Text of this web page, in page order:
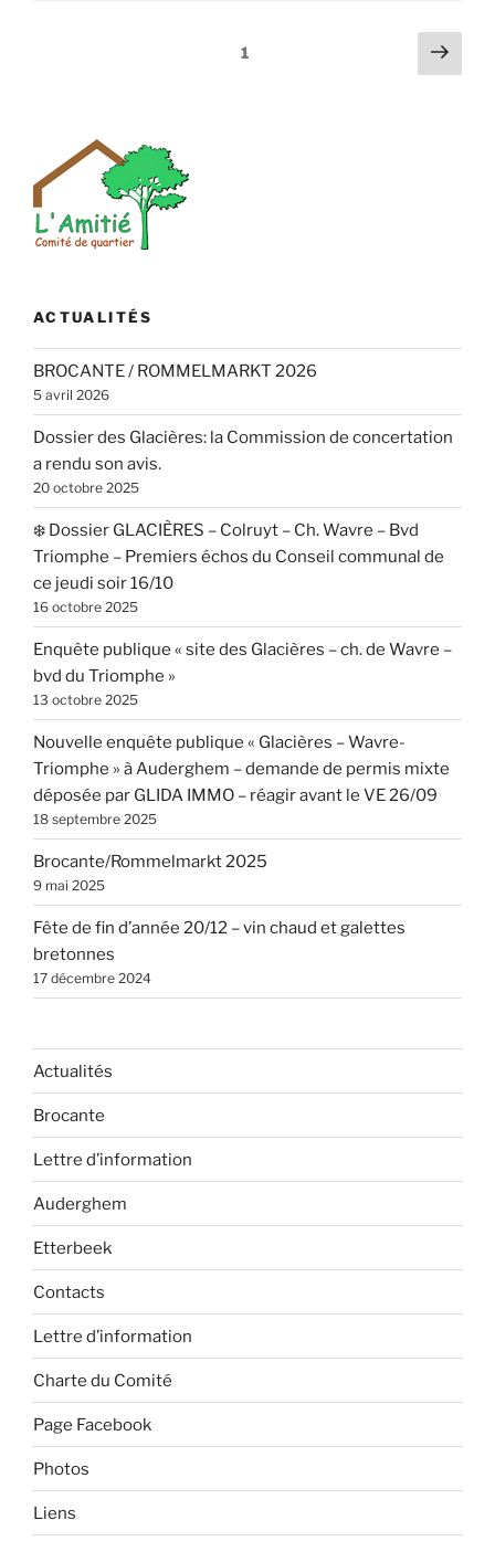
chemins
Page1
Page
ACTUALITÉS
BROCANTE / ROMMELMARKT 2026
5 avril 2026
Dossier des Glacières: la Commission de concertation
a rendu son avis.
20 octobre 2025
❄️ Dossier GLACIÈRES – Colruyt – Ch. Wavre – Bvd
Triomphe – Premiers échos du Conseil communal de
ce jeudi soir 16/10
16 octobre 2025
Enquête publique « site des Glacières – ch. de Wavre –
bvd du Triomphe »
13 octobre 2025
Nouvelle enquête publique « Glacières – Wavre-
Triomphe » à Auderghem – demande de permis mixte
déposée par GLIDA IMMO – réagir avant le VE 26/09
18 septembre 2025
Brocante/Rommelmarkt 2025
9 mai 2025
Fête de fin d’année 20/12 – vin chaud et galettes
bretonnes
17 décembre 2024
Actualités
Brocante
Lettre d’information
Auderghem
Etterbeek
Contacts
Lettre d’information
Charte du Comité
Page Facebook
Photos
Liens